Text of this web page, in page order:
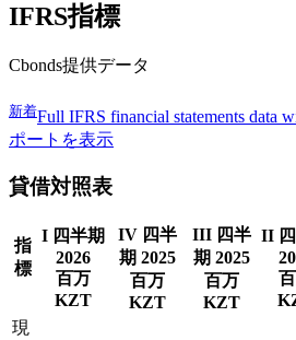
IFRS指標
Cbonds提供データ
新着Full IFRS financial statements data
ポートを表示
貸借対照表
指
標
I 四半期
2026
百万
KZT
IV 四半
期 2025
百万
KZT
III 四半
期 2025
百万
KZT
II
現